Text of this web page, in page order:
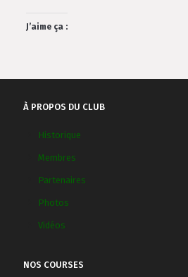
J’aime ça :
À PROPOS DU CLUB
Historique
Membres
Partenaires
Photos
Vidéos
NOS COURSES